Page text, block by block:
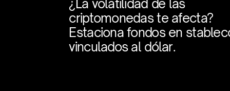
¿La volatilidad de las
criptomonedas te afecta?
Estaciona fondos en
vinculados al dólar.